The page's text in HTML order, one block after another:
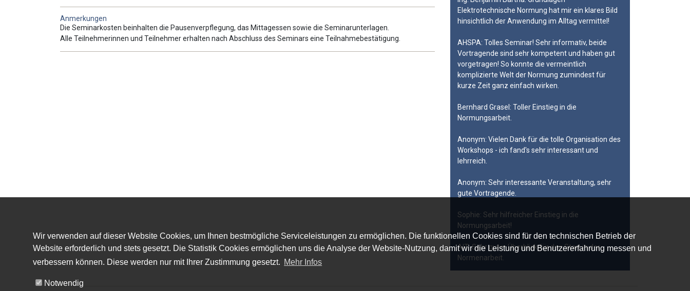
Wir verwenden auf dieser Website Cookies, um Ihnen bestmögliche Serviceleistungen zu ermöglichen. Die funktionellen Cookies sind für den technischen Betrieb der
Website erforderlich und stets gesetzt. Die Statistik Cookies ermöglichen uns die Analyse der Website-Nutzung, damit wir die Leistung und Benutzererfahrung messen und
verbessern können. Diese werden nur mit Ihrer Zustimmung gesetzt. Mehr Infos
Notwendig
Anmerkungen
Die Seminarkosten beinhalten die Pausenverpflegung, das Mittagessen sowie die Seminarunterlagen.
Alle Teilnehmerinnen und Teilnehmer erhalten nach Abschluss des Seminars eine Teilnahmebestätigung.
Elektrotechnische Normung hat mir ein klares Bild
hinsichtlich der Anwendung im Alltag vermittel!
AHSPA: Tolles Seminar! Sehr informativ, beide
Vortragende sind sehr kompetent und haben gut
vorgetragen! So konnte die vermeintlich
komplizierte Welt der Normung zumindest für
kurze Zeit ganz einfach wirken.
Bernhard Grasel: Toller Einstieg in die
Normungsarbeit.
Anonym: Vielen Dank für die tolle Organisation des
Workshops - ich fand's sehr interessant und
lehrreich.
Anonym: Sehr interessante Veranstaltung, sehr
gute Vortragende.
Sophie: Sehr hilfreicher Einstieg in die
Normungsarbeit!
AIT: Sehr guter Überblick für den Start in der
Normenarbeit.